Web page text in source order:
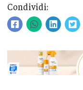
Condividi: